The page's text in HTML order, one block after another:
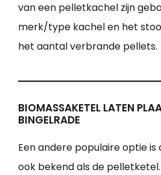
van een pelletkachel zijn
merk/type kachel en het
het aantal verbrande pellets.
BIOMASSAKETEL LATEN
BINGELRADE
Een andere populaire optie is
ook bekend als de